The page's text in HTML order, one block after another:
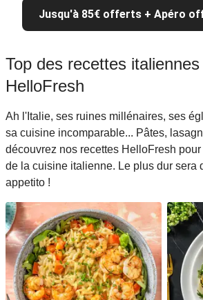
Jusqu'à 85€ offerts + Apéro
Top des recettes
HelloFresh
Ah l'Italie, ses ruines millénaires, ses
sa cuisine incomparable... Pâtes,
découvrez nos recettes HelloFresh
de la cuisine italienne. Le plus dur sera
appetito !